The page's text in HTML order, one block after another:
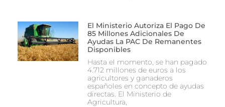
El Ministerio Autoriza El Pago De
85 Millones Adicionales De
Ayudas La PAC De Remanentes
Disponibles
Hasta el momento, se han pagado
4.712 millones de euros a los
agricultores y ganaderos
españoles en concepto de ayudas
directas. El Ministerio de
Agricultura,